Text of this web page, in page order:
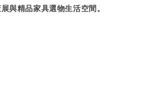
與精品家具選物生活空間。